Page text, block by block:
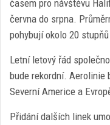
časem pro návštěvu
června do srpna.
pohybují okolo 20
Letní letový řád
bude rekordní. Aerolinie
Severní Americe a
Přidání dalších linek